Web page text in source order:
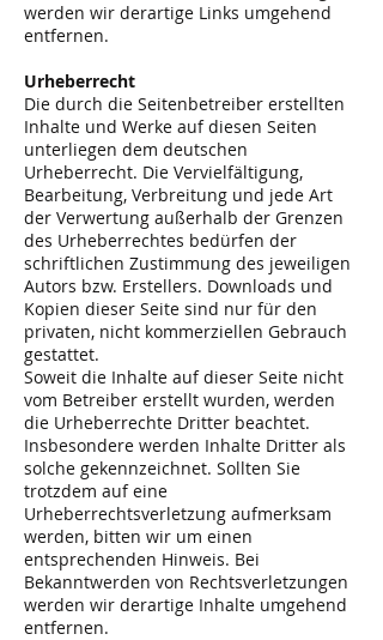
werden wir derartige Links umgehend
entfernen.
Urheberrecht
Die durch die Seitenbetreiber erstellten
Inhalte und Werke auf diesen Seiten
unterliegen dem deutschen
Urheberrecht. Die Vervielfältigung,
Bearbeitung, Verbreitung und jede Art
der Verwertung außerhalb der Grenzen
des Urheberrechtes bedürfen der
schriftlichen Zustimmung des jeweiligen
Autors bzw. Erstellers. Downloads und
Kopien dieser Seite sind nur für den
privaten, nicht kommerziellen Gebrauch
gestattet.
Soweit die Inhalte auf dieser Seite nicht
vom Betreiber erstellt wurden, werden
die Urheberrechte Dritter beachtet.
Insbesondere werden Inhalte Dritter als
solche gekennzeichnet. Sollten Sie
trotzdem auf eine
Urheberrechtsverletzung aufmerksam
werden, bitten wir um einen
entsprechenden Hinweis. Bei
Bekanntwerden von Rechtsverletzungen
werden wir derartige Inhalte umgehend
entfernen.